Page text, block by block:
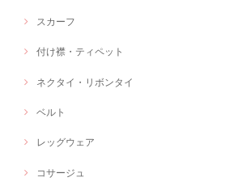
スカーフ
付け襟・ティペット
ネクタイ・リボンタイ
ベルト
レッグウェア
コサージュ